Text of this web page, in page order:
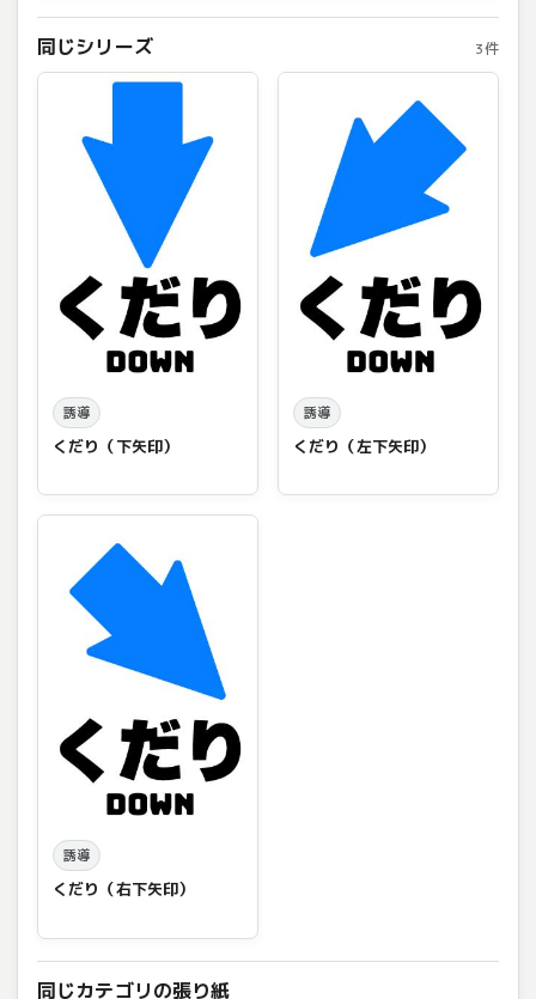
同じシリーズ 3件
誘導
くだり（下矢印）
誘導
くだり（左下矢印）
誘導
くだり（右下矢印）
同じカテゴリの張り紙